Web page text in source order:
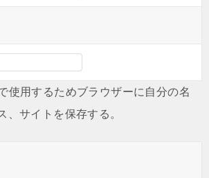
使用するためブラウザーに自分の名
、サイトを保存する。